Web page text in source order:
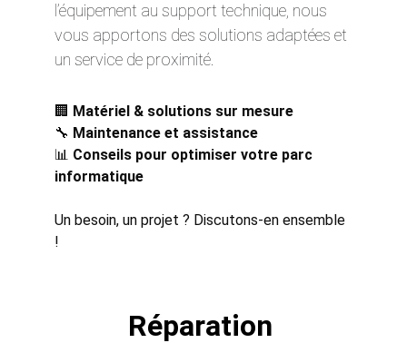
l’équipement au support technique, nous
vous apportons des solutions adaptées et
un service de proximité.
🏢 Matériel & solutions sur mesure
🔧 Maintenance et assistance
📊 Conseils pour optimiser votre parc
informatique
Un besoin, un projet ? Discutons-en ensemble
!
Réparation